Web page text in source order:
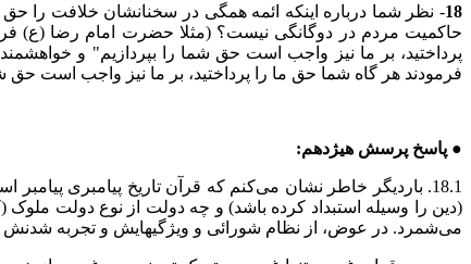
18- نظر شما درباره اینکه ائمه همگی در سخنانشان خلافت را حق
حاکمیت مردم در دوگانگی نیست؟ (مثلا حضرت امام رضا (ع)
پرداختید، بر ما نیز واجب است حق شما را بپردازیم" و
فرمودند هر گاه شما حق ما را پرداختید، بر ما نیز واجب است حق
● پاسخ پرسش هیژدهم:
18.1. باردیگر خاطر نشان می‌کنم که قرآن تاریخ پیامبری
(دین را وسیله استبداد کرده باشد) و چه دولت از نوع دولت
می‌شمرد. در عوض، از نظام شورائی و ویژگیهایش و تجربه